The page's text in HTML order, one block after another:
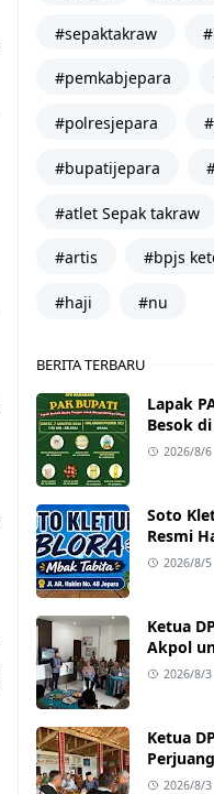
#sepaktakraw
#pemkabjepara
#polresjepara
#bupatijepara
#atlet Sepak takraw
#artis #bpjs
#haji #nu
BERITA TERBARU
Lapak
Besok
Beras
2026/8/6
Soto
Resmi
Rasa
2026/8/5
Ketua
Akpol
Rakyat
2026/8/3
Ketua
2026/8/3